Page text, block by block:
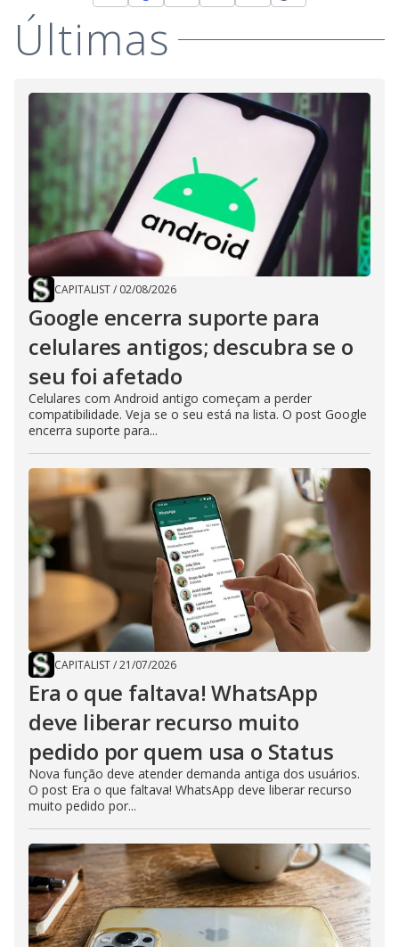
Últimas
CAPITALIST/ 02/08/2026
Google encerra suporte para
celulares antigos; descubra se o
seu foi afetado
Celulares com Android antigo começam a perder
compatibilidade. Veja se o seu está na lista. O post Google
encerra suporte para...
CAPITALIST/21/07/2026
Era o que faltava! WhatsApp
deve liberar recurso muito
pedido por quem usa o Status
Nova função deve atender demanda antiga dos usuários.
O post Era o que faltava! WhatsApp deve liberar recurso
muito pedido por...